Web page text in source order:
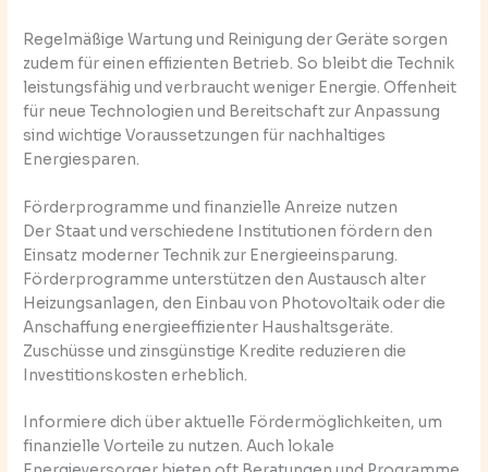
Regelmäßige Wartung und Reinigung der Geräte sorgen
zudem für einen effizienten Betrieb. So bleibt die Technik
leistungsfähig und verbraucht weniger Energie. Offenheit
für neue Technologien und Bereitschaft zur Anpassung
sind wichtige Voraussetzungen für nachhaltiges
Energiesparen.
Förderprogramme und finanzielle Anreize nutzen
Der Staat und verschiedene Institutionen fördern den
Einsatz moderner Technik zur Energieeinsparung.
Förderprogramme unterstützen den Austausch alter
Heizungsanlagen, den Einbau von Photovoltaik oder die
Anschaffung energieeffizienter Haushaltsgeräte.
Zuschüsse und zinsgünstige Kredite reduzieren die
Investitionskosten erheblich.
Informiere dich über aktuelle Fördermöglichkeiten, um
finanzielle Vorteile zu nutzen. Auch lokale